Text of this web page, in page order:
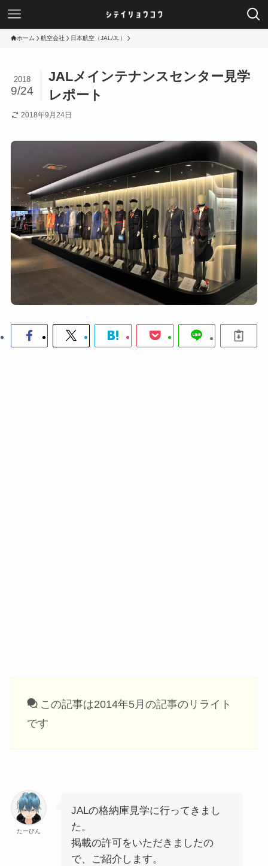
ホーム 航空会社 日本航空（JAL/JL）
JALメインテナンスセンター見学
レポート
2018
9/24
2018年9月24日
この記事は2014年5月の記事のリライト
です
たーびん
JALの格納庫見学に行ってきまし
た。
掲載の許可をいただきましたの
で、ご紹介します。